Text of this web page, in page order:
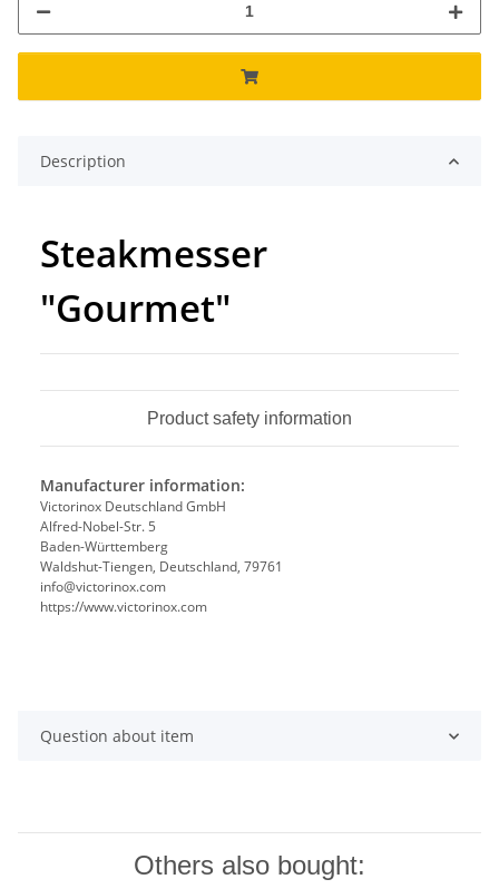
Description
Steakmesser
"Gourmet"
Product safety information
Manufacturer information:
Victorinox Deutschland GmbH
Alfred-Nobel-Str. 5
Baden-Württemberg
Waldshut-Tiengen, Deutschland, 79761
info@victorinox.com
https://www.victorinox.com
Question about item
Others also bought: